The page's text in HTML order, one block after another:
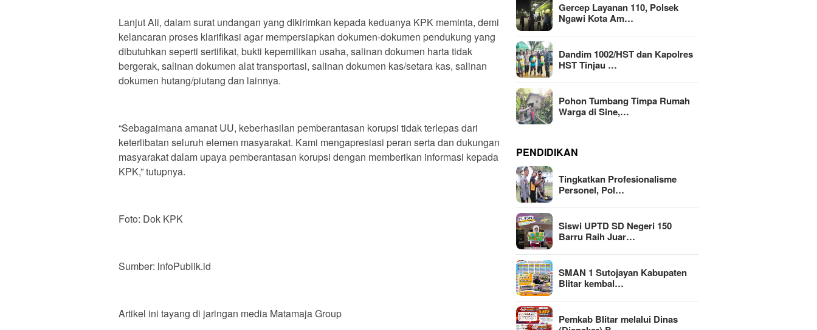
Lanjut Ali, dalam surat undangan yang dikirimkan kepada keduanya KPK meminta, demi
kelancaran proses klarifikasi agar mempersiapkan dokumen-dokumen pendukung yang
dibutuhkan seperti sertifikat, bukti kepemilikan usaha, salinan dokumen harta tidak
bergerak, salinan dokumen alat transportasi, salinan dokumen kas/setara kas, salinan
dokumen hutang/piutang dan lainnya.
“Sebagaimana amanat UU, keberhasilan pemberantasan korupsi tidak terlepas dari
keterlibatan seluruh elemen masyarakat. Kami mengapresiasi peran serta dan dukungan
masyarakat dalam upaya pemberantasan korupsi dengan memberikan informasi kepada
KPK,” tutupnya.
Foto: Dok KPK
Sumber: lnfoPublik.id
Artikel ini tayang di jaringan media Matamaja Group
Gercep Layanan 110, Polsek
Ngawi Kota Am…
Dandim 1002/HST dan Kapolres
HST Tinjau …
Pohon Tumbang Timpa Rumah
Warga di Sine,…
PENDIDIKAN
Tingkatkan Profesionalisme
Personel, Pol…
Siswi UPTD SD Negeri 150
Barru Raih Juar…
SMAN 1 Sutojayan Kabupaten
Blitar kembal…
Pemkab Blitar melalui Dinas